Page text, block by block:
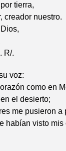
tierra,
creador nuestro.
R/.
voz:
como en
el desierto;
me pusieron a
habían visto mis